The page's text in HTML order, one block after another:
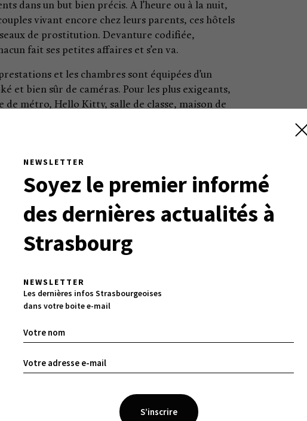
NEWSLETTER
Soyez le premier informé
des dernières actualités à
Strasbourg
NEWSLETTER
Les dernières infos Strasbourgeoises
dans votre boite e-mail
dans un but bien précis. À l’heure ou à la nuit,
vivant encore chez leurs parents, ces hôtels
de prostitution. Devanture codifiée,
fait ses petites affaires et s’en va.
et les chambres sont équipées d’un
et bien sûr de caméras. Pour les plus exigeants,
de métro, Hello Kitty, salle de classe, maison de
! Avec les Jeux Olympiques qui pointent le bout
qui débarqueront à Tokyo finiront dans de